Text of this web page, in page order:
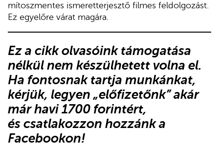
mítoszmentes ismeretterjesztő filmes feldolgozást.
Ez egyelőre várat magára.
Ez a cikk olvasóink támogatása
nélkül nem készülhetett volna el.
Ha fontosnak tartja munkánkat,
kérjük, legyen „előfizetőnk”akár
már havi 1700 forintért,
és csatlakozzon hozzánk a
Facebookon!